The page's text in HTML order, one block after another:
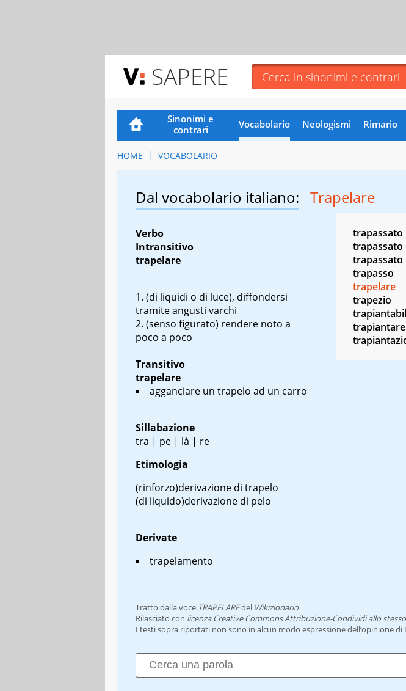
SAPERE
Sinonimi e
contrari
Vocabolario Neologismi Rimario
HOME VOCABOLARIO
Dal vocabolario italiano: Trapelare
Verbo
Intransitivo
trapelare
(di liquidi o di luce), diffondersi
tramite angusti varchi
(senso figurato) rendere noto a
poco a poco
Transitivo
trapelare
agganciare un trapelo ad un carro
Sillabazione
tra | pe | là | re
Etimologia
(rinforzo)derivazione di trapelo
(di liquido)derivazione di pelo
Derivate
trapelamento
trapassato
trapassato
trapasso
trapelare
trapezio
trapiantare
Tratto dalla voce TRAPELAREdel Wikizionario
Rilasciato con licenza Creative Commons Attribuzione-Condividi allo
I testi sopra riportati non sono in alcun modo espressione dell’opinione di